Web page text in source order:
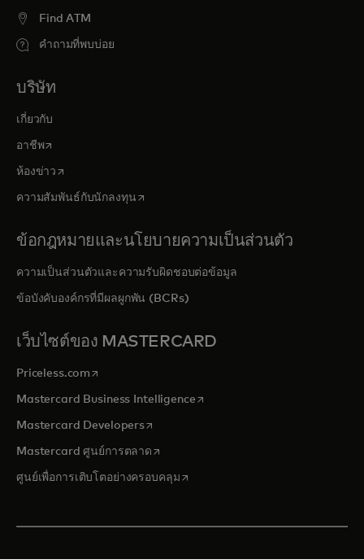
Find ATM
คำถามที่พบบ่อย
บริษัท
เกี่ยวกับ
อาชีพopens in a new tab
ห้องข่าว opens in a new tab
ความสัมพันธ์กับนักลงทุนopens in a new tab
ข้อกฎหมายและนโยบายความเป็นส่วนตัว
ความเป็นส่วนตัวและความรับผิดชอบต่อข้อมูล
ข้อบังคับองค์กรที่มีผลผูกพัน (BCRs)
เว็บไซต์ของ MASTERCARD
Priceless.com opens in a new tab
Mastercard Business Intelligenceopens in a new tab
Mastercard Developersopens in a new tab
Mastercard ศูนย์การตลาด opens in a new tab
ศูนย์เพื่อการเติบโตอย่างครอบคลุมopens in a new tab